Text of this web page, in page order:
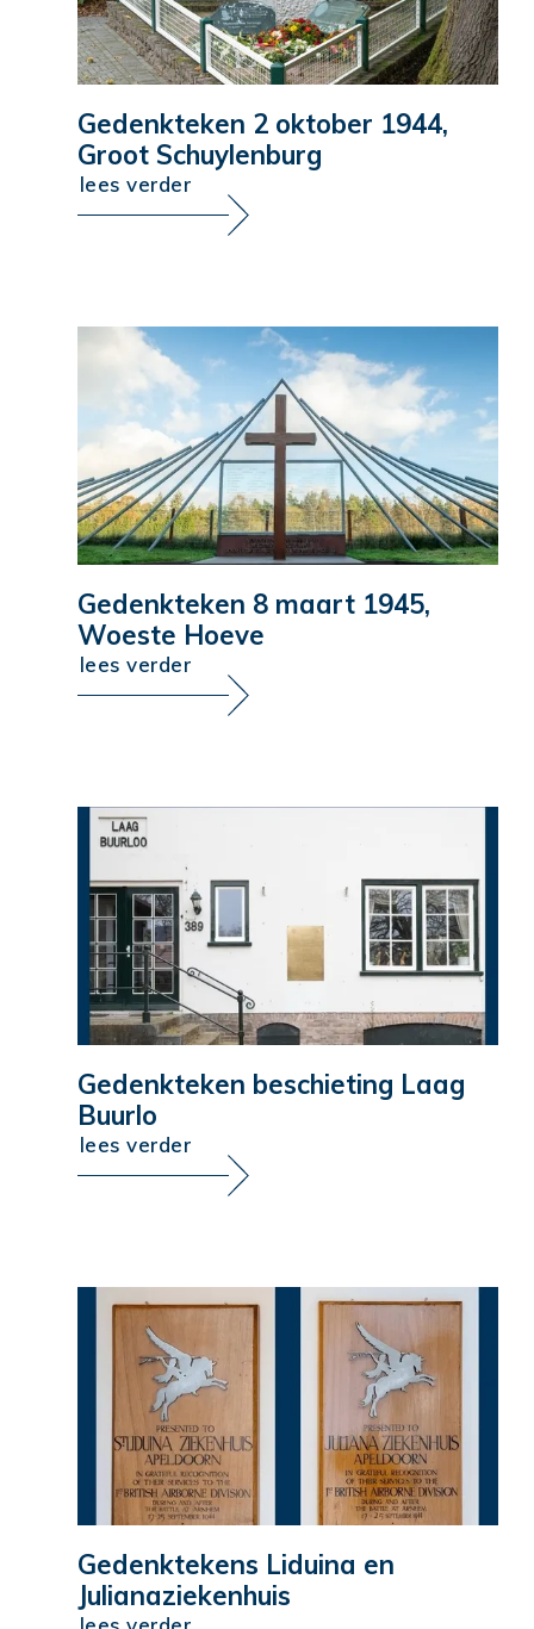
Gedenkteken 2 oktober 1944,
Groot Schuylenburg
lees verder
Gedenkteken 8 maart 1945,
Woeste Hoeve
lees verder
Gedenkteken beschieting Laag
Buurlo
lees verder
Gedenktekens Liduina en
Julianaziekenhuis